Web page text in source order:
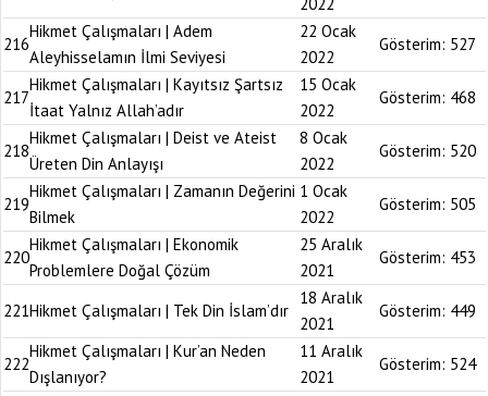
216
Hikmet Çalışmaları | Adem
Aleyhisselamın İlmi Seviyesi
22 Ocak
2022
Gösterim: 527
217
Hikmet Çalışmaları | Kayıtsız Şartsız
İtaat Yalnız Allah’adır
15 Ocak
2022
Gösterim: 468
218
Hikmet Çalışmaları | Deist ve Ateist
Üreten Din Anlayışı
8 Ocak
2022
Gösterim: 520
219
Hikmet Çalışmaları | Zamanın Değerini
Bilmek
1 Ocak
2022
Gösterim: 505
220
Hikmet Çalışmaları | Ekonomik
Problemlere Doğal Çözüm
25 Aralık
2021
Gösterim: 453
221Hikmet Çalışmaları | Tek Din İslam’dır
18 Aralık
2021
Gösterim: 449
222
Hikmet Çalışmaları | Kur’an Neden
Dışlanıyor?
11 Aralık
2021
Gösterim: 524